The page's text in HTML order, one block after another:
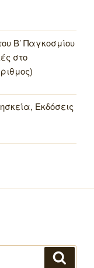
Β’ Παγκοσμίου
στο
Εκδόσεις